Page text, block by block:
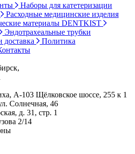
Наборы для катетеризации
Расходные медицинские изделия
материалы DENTKIST
Эндотрахеальные трубки
доставка
Политика
А-103 Щёлковское шоссе, 255 к 1
Солнечная, 46
д. 31, стр. 1
2/14